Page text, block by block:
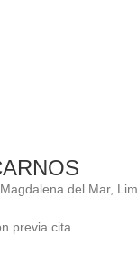
del Mar,
previa cita